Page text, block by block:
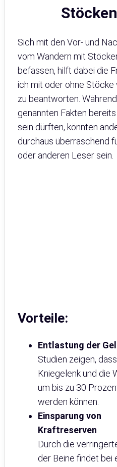
Stöcken
Sich mit den Vor- und
vom Wandern mit
befassen, hilft dabei die
ich mit oder ohne Stöcke
zu beantworten.
genannten Fakten
sein dürften, könnten
durchaus überraschend
oder anderen Leser sein.
Vorteile:
Entlastung der
Studien zeigen,
Kniegelenk und die
um bis zu 30
werden können.
Einsparung von
Kraftreserven
Durch die
der Beine findet bei